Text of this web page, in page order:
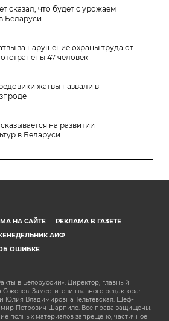
сказал, что будет с урожаем
Беларуси
за нарушение охраны труда от
47 человек
жатвы назвали в
на развитии
в Беларуси
НА САЙТЕ
РЕКЛАМА В ГАЗЕТЕ
АИФ
ОШИБКЕ
в Белоруссии». Директор, главный
Заместители главного редактора:
Юлия Владимировна Тельтевская. Шеф-
Петрович Шарпило. Все права защищены.
полных материалов запрещено, частичное